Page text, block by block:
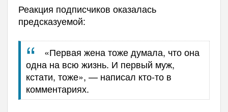
Реакция подписчиков оказалась
предсказуемой:
«Первая жена тоже думала, что она
одна на всю жизнь. И первый муж,
кстати, тоже», — написал кто-то в
комментариях.